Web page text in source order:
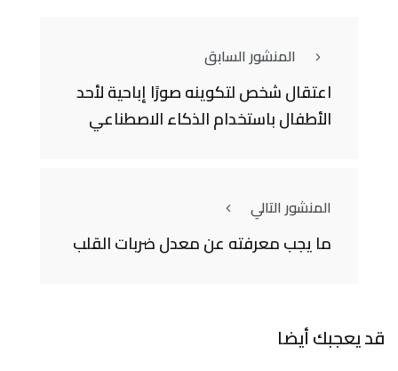
المنشور السابق
اعتقال شخص لتكوينه صورًا إباحية لأحد
الأطفال باستخدام الذكاء الاصطناعي
المنشور التالي
ما يجب معرفته عن معدل ضربات القلب
قد يعجبك أيضا